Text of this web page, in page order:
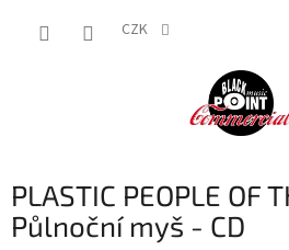
CZK
PLASTIC PEOPLE OF
Půlnoční myš - CD